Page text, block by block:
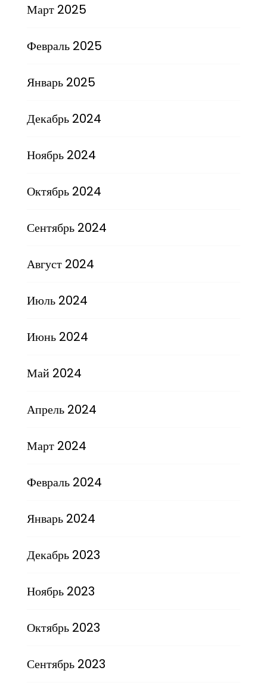
Март 2025
Февраль 2025
Январь 2025
Декабрь 2024
Ноябрь 2024
Октябрь 2024
Сентябрь 2024
Август 2024
Июль 2024
Июнь 2024
Май 2024
Апрель 2024
Март 2024
Февраль 2024
Январь 2024
Декабрь 2023
Ноябрь 2023
Октябрь 2023
Сентябрь 2023